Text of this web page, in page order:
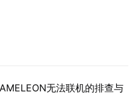
无法联机的排查与